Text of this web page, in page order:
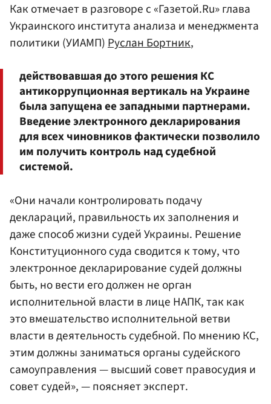
Как отмечает в разговоре с «Газетой.Ru» глава
Украинского института анализа и менеджмента
политики (УИАМП)Руслан Бортник,
действовавшая до этого решения КС
антикоррупционная вертикаль на Украине
была запущена ее западными партнерами.
Введение электронного декларирования
для всех чиновников фактически позволило
им получить контроль над судебной
системой.
«Они начали контролировать подачу
деклараций, правильность их заполнения и
даже способ жизни судей Украины. Решение
Конституционного суда сводится к тому, что
электронное декларирование судей должны
быть, но вести его должен не орган
исполнительной власти в лице НАПК, так как
это вмешательство исполнительной ветви
власти в деятельность судебной. По мнению КС,
этим должны заниматься органы судейского
самоуправления — высший совет правосудия и
совет судей», — поясняет эксперт.